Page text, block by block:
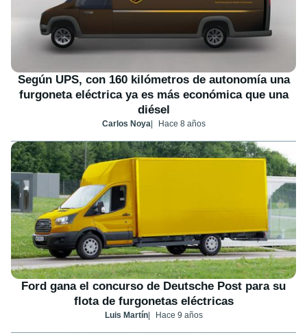
Según UPS, con 160 kilómetros de autonomía una
furgoneta eléctrica ya es más económica que una
diésel
Carlos Noya Hace 8 años
Ford gana el concurso de Deutsche Post para su
flota de furgonetas eléctricas
Luis Martín Hace 9 años